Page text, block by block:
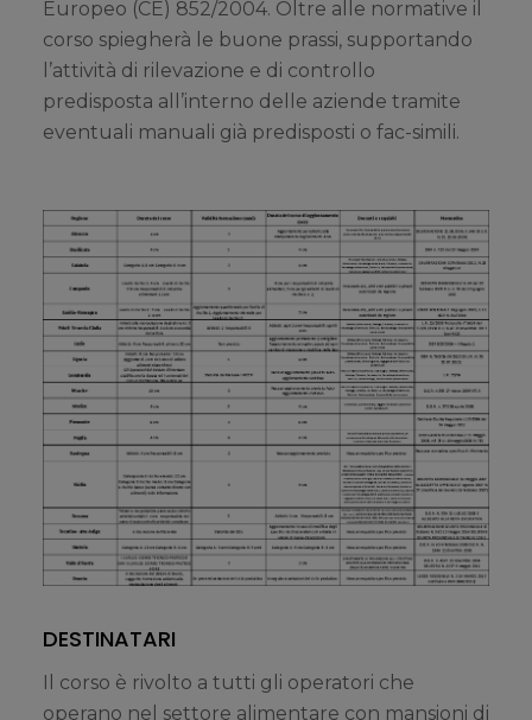
Europeo (CE) 852/2004. Oltre alle normative il
corso spiegherà le buone prassi, supportando
l’attività di rilevazione e di controllo
predisposta all’interno delle aziende tramite
eventuali manuali già predisposti o fac-simili.
DESTINATARI
Il corso è rivolto a tutti gli operatori che
operano nel settore alimentare con mansioni di